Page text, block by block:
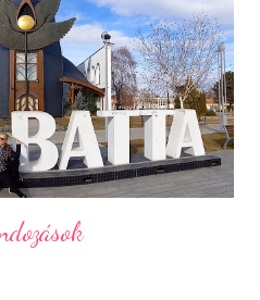
kanalaz. Illatos, forró
is kell mit hozzáfűzni...
rakd velük tele te is a
hangulatot teremtenek.
túrós, lekváro...